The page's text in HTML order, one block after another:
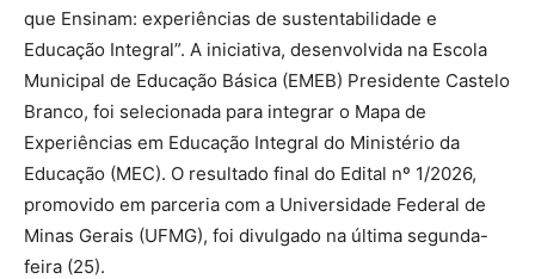
que Ensinam: experiências de sustentabilidade e
Educação Integral”. A iniciativa, desenvolvida na Escola
Municipal de Educação Básica (EMEB) Presidente Castelo
Branco, foi selecionada para integrar o Mapa de
Experiências em Educação Integral do Ministério da
Educação (MEC). O resultado final do Edital nº 1/2026,
promovido em parceria com a Universidade Federal de
Minas Gerais (UFMG), foi divulgado na última segunda-
feira (25).